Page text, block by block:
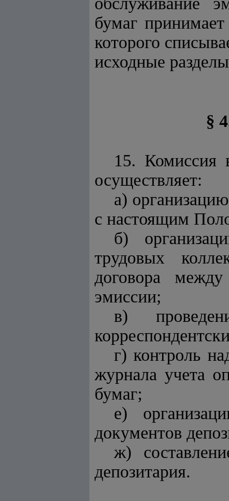
бумаг
которого
исходные
§
15. Комиссия
осуществляет:
а)
с настоящим
б)
трудовых
договора
эмиссии;
в)
г) контроль
журнала учета
бумаг;
е)
документов
ж)
депозитария.